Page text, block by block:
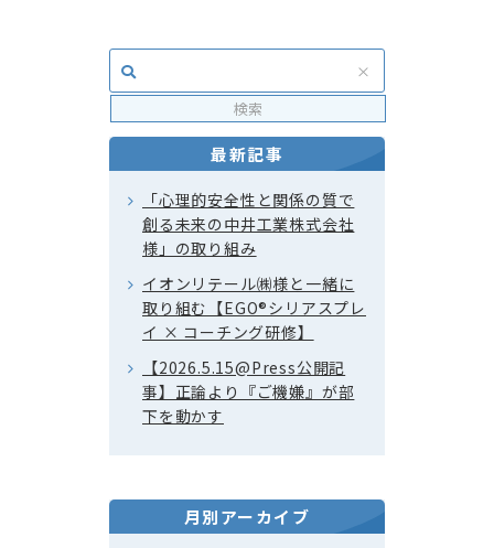
最新記事
「心理的安全性と関係の質で
創る未来の中井工業株式会社
様」の取り組み
イオンリテール㈱様と一緒に
取り組む【EGO®シリアスプレ
イ × コーチング研修】
【2026.5.15@Press公開記
事】正論より『ご機嫌』が部
下を動かす
月別アーカイブ